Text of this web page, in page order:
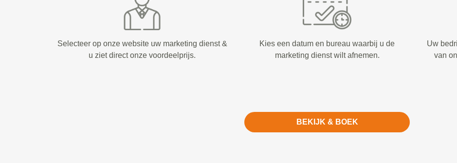
Selecteer op onze website uw marketing dienst &
u ziet direct onze voordeelprijs.
Kies een datum en bureau waarbij u de
marketing dienst wilt afnemen.
Uw
van
BEKIJK & BOEK